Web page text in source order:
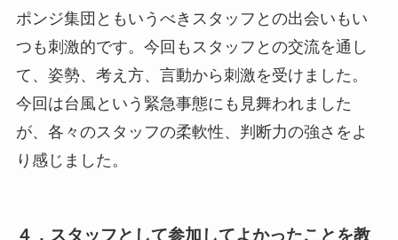
ポンジ集団ともいうべきスタッフとの出会いもい
つも刺激的です。今回もスタッフとの交流を通し
て、姿勢、考え方、言動から刺激を受けました。
今回は台風という緊急事態にも見舞われました
が、各々のスタッフの柔軟性、判断力の強さをよ
り感じました。
４．スタッフとして参加してよかったことを教